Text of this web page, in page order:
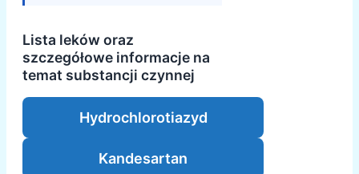
Lista leków oraz
szczegółowe informacje na
temat substancji czynnej
Hydrochlorotiazyd
Kandesartan